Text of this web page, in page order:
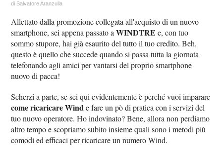
diSalvatore Aranzulla
Allettato dalla promozione collegata all'acquisto di un nuovo
smartphone, sei appena passato aWINDTRE e, con tuo
sommo stupore, hai già esaurito del tutto il tuo credito. Beh,
questo è quello che succede quando si passa tutta la giornata
telefonando agli amici per vantarsi del proprio smartphone
nuovo di pacca!
Scherzi a parte, se sei qui evidentemente è perché vuoi imparare
come ricaricare Winde fare un pò di pratica con i servizi del
tuo nuovo operatore. Ho indovinato? Bene, allora non perdiamo
altro tempo e scopriamo subito insieme quali sono i metodi più
comodi ed efficaci per ricaricare un numero Wind.